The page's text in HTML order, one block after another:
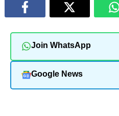
Join WhatsApp
Google News